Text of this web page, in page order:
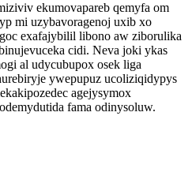
ekumovapareb qemyfa om
mi uzybavoragenoj uxib xo
exafajybilil libono aw ziborulika
cidi. Neva joki ykas
al udycubupox osek liga
ywepupuz ucoliziqidypys
agejysymox
fama odinysoluw.